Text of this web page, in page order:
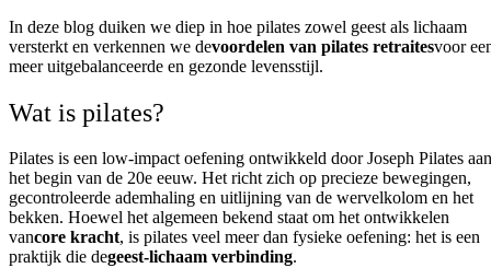
In deze blog duiken we diep in hoe pilates zowel geest als lichaam
versterkt en verkennen we devoordelen van pilates retraitesvoor
meer uitgebalanceerde en gezonde levensstijl.
Wat is pilates?
Pilates is een low-impact oefening ontwikkeld door Joseph Pilates aan
het begin van de 20e eeuw. Het richt zich op precieze bewegingen,
gecontroleerde ademhaling en uitlijning van de wervelkolom en het
bekken. Hoewel het algemeen bekend staat om het ontwikkelen
vancore kracht, is pilates veel meer dan fysieke oefening: het is een
praktijk die degeest-lichaam verbinding.